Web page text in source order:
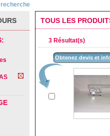
TOUS LES
3 Résultat(s)
Obtenez devis et